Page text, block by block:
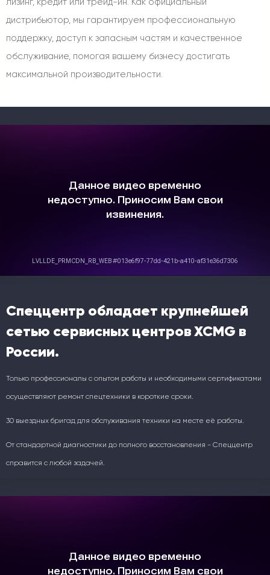
дистрибьютор, мы гарантируем профессиональную
поддержку, доступ к запасным частям и качественное
обслуживание, помогая вашему бизнесу достигать
максимальной производительности.
Спеццентр обладает крупнейшей
сетью сервисных центров XCMG в
России.
Только профессионалы с опытом работы и необходимыми сертификатами
осуществляют ремонт спецтехники в короткие сроки.
30 выездных бригад для обслуживания техники на месте её работы.
От стандартной диагностики до полного восстановления - Спеццентр
справится с любой задачей.